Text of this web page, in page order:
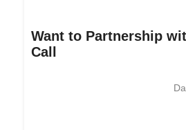
Want to Partnership
Call